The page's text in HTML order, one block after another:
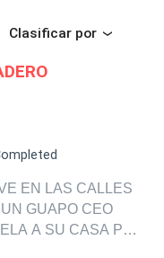
Clasificar por
EN LAS CALLES
GUAPO CEO
A SU CASA POR